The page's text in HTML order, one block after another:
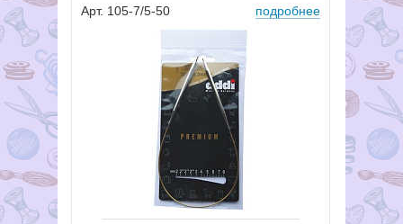
Арт. 105-7/5-50 подробнее